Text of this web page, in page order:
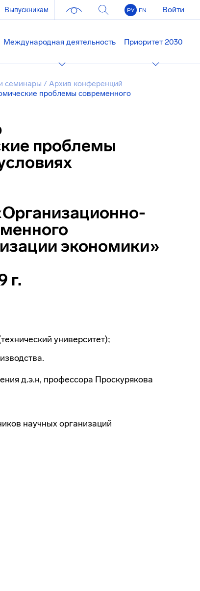
Выпускникам РУ EN Войти
Международная деятельность Приоритет 2030
семинары / Архив конференций
проблемы современного
проблемы
экономики»
г.
университет);
д.э.н, профессора Проскурякова
научных организаций